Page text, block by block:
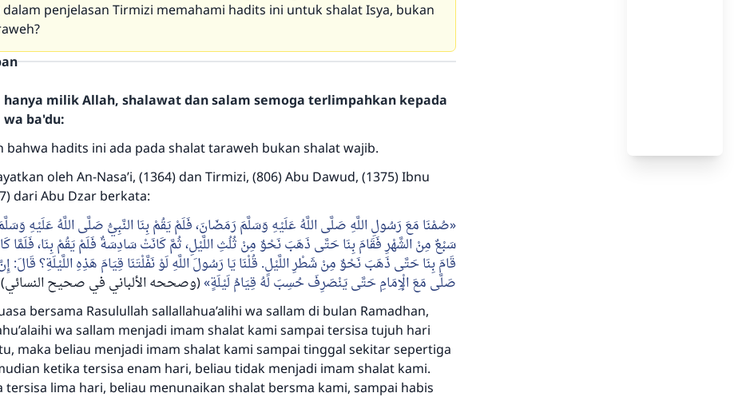
dalam penjelasan Tirmizi memahami hadits ini untuk shalat Isya, bukan
hanya milik Allah, shalawat dan salam semoga terlimpahkan kepada
wa ba'du:
bahwa hadits ini ada pada shalat taraweh bukan shalat wajib.
oleh An-Nasa’i, (1364) dan Tirmizi, (806) Abu Dawud, (1375) Ibnu
dari Abu Dzar berkata:
صُمْنَا مَعَ رَسُولِ اللَّهِ صَلَّى اللَّهُ عَلَيْهِ وَسَلَّمَ رَمَضَانَ، فَلَمْ يَقُمْ بِنَا النَّبِيُّ صَلَّى اللَّهُ عَلَيْهِ
سَبْعٌ مِنْ الشَّهْرِ فَقَامَ بِنَا حَتَّى ذَهَبَ نَحْوٌ مِنْ ثُلُثِ اللَّيْلِ، ثُمَّ كَانَتْ سَادِسَةٌ فَلَمْ يَقُمْ بِنَا، فَلَمَّا
قَامَ بِنَا حَتَّى ذَهَبَ نَحْوٌ مِنْ شَطْرِ اللَّيْلِ. قُلْنَا يَا رَسُولَ اللَّهِ لَوْ نَفَّلْتَنَا قِيَامَ هَذِهِ اللَّيْلَةِ؟ قَالَ:
صَلَّى مَعَ الْإِمَامِ حَتَّى يَنْصَرِفَ حُسِبَ لَهُ قِيَامُ لَيْلَةٍ (وصححه الألباني في صحيح النسائي)
bersama Rasulullah sallallahua’alihi wa sallam di bulan Ramadhan,
wa sallam menjadi imam shalat kami sampai tersisa tujuh hari
maka beliau menjadi imam shalat kami sampai tinggal sekitar sepertiga
ketika tersisa enam hari, beliau tidak menjadi imam shalat kami.
tersisa lima hari, beliau menunaikan shalat bersma kami, sampai habis